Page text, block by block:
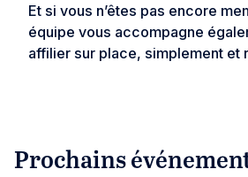
Et si vous n’êtes pas encore
équipe vous accompagne
affilier sur place, simplement et
Prochains